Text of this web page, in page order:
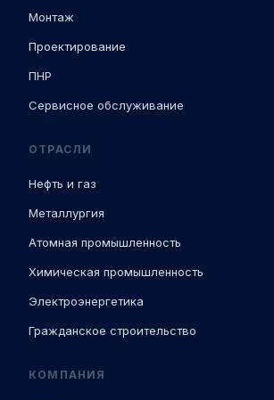
Монтаж
Проектирование
ПНР
Сервисное обслуживание
ОТРАСЛИ
Нефть и газ
Металлургия
Атомная промышленность
Химическая промышленность
Электроэнергетика
Гражданское строительство
КОМПАНИЯ